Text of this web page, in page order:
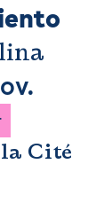
la Cité